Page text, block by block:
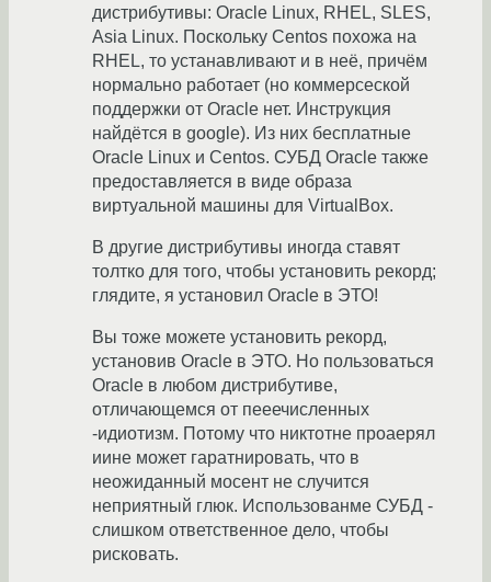
дистрибутивы: Oracle Linux, RHEL, SLES,
Asia Linux. Поскольку Centos похожа на
RHEL, то устанавливают и в неё, причём
нормально работает (но коммерсеской
поддержки от Oracle нет. Инструкция
найдётся в google). Из них бесплатные
Oracle Linux и Centos. СУБД Oracle также
предоставляется в виде образа
виртуальной машины для VirtualBox.
В другие дистрибутивы иногда ставят
толтко для того, чтобы установить рекорд;
глядите, я установил Oracle в ЭТО!
Вы тоже можете установить рекорд,
установив Oracle в ЭТО. Но пользоваться
Oracle в любом дистрибутиве,
отличающемся от пееечисленных
-идиотизм. Потому что никтотне проаерял
иине может гаратнировать, что в
неожиданный мосент не случится
неприятный глюк. Использованме СУБД -
слишком ответственное дело, чтобы
рисковать.